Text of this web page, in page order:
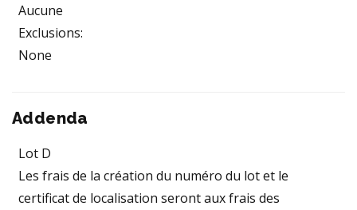
Aucune
Exclusions:
None
Addenda
Lot D
Les frais de la création du numéro du lot et le
certificat de localisation seront aux frais des